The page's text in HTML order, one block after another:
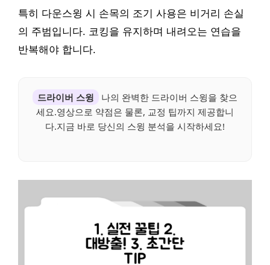
특히 다운스윙 시 손목의 조기 사용은 비거리 손실
의 주범입니다. 코킹을 유지하며 내려오는 연습을
반복해야 합니다.
드라이버 스윙
나의 완벽한 드라이버 스윙을 찾으
세요.영상으로 약점은 물론, 교정 팁까지 제공합니
다.지금 바로 당신의 스윙 분석을 시작하세요!